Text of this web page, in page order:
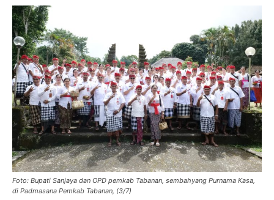
Foto: Bupati Sanjaya dan OPD pemkab Tabanan, sembahyang Purnama Kasa,
di Padmasana Pemkab Tabanan, (3/7)